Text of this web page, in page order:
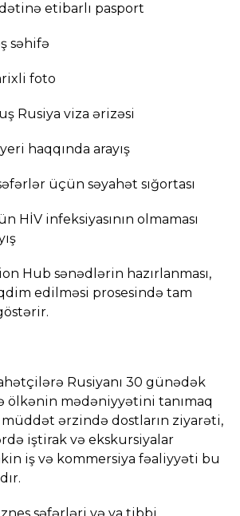
etibarlı pasport
səhifə
foto
Rusiya viza ərizəsi
haqqında arayış
üçün səyahət sığortası
HİV infeksiyasının olmaması
Hub sənədlərin hazırlanması,
edilməsi prosesində tam
Rusiyanı 30 günədək
ölkənin mədəniyyətini tanımaq
müddət ərzində dostların ziyarəti,
iştirak və ekskursiyalar
iş və kommersiya fəaliyyəti bu